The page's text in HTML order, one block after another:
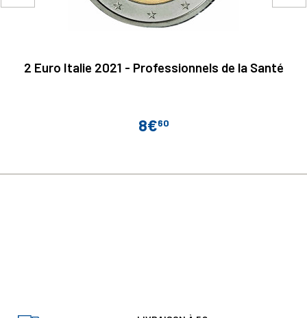
2 Euro Italie 2021 - Professionnels de la Santé
Prix
8€60